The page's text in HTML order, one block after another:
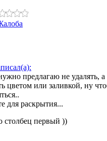
предлагаю не удалять, а
цветом или заливкой, ну
для раскрытия...
столбец первый ))